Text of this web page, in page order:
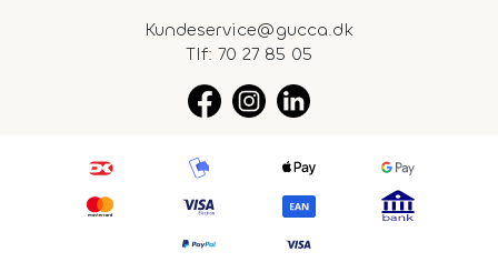
Kundeservice@gucca.dk
Tlf: 70 27 85 05